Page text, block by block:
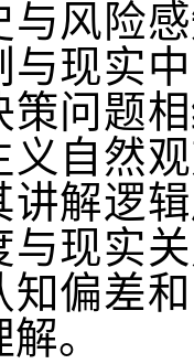
与风险
与现实
策问题
义自然
讲解逻
与现实
知偏差
。